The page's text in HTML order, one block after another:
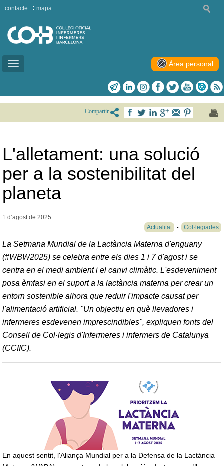
Toggle
contacte mapa
Àrea personal
Compartir
L'alletament: una solució
per a la sostenibilitat del
planeta
1 d’agost de 2025
Actualitat
Col·legiades
La Setmana Mundial de la Lactància Materna d'enguany
(#WBW2025) se celebra entre els dies 1 i 7 d'agost i se
centra en el medi ambient i el canvi climàtic. L'esdeveniment
posa èmfasi en el suport a la lactància materna per crear un
entorn sostenible alhora que reduir l'impacte causat per
l'alimentació artificial. "Un objectiu en què llevadores i
infermeres esdevenen imprescindibles", expliquen fonts del
Consell de Col·legis d'Infermeres i infermers de Catalunya
(CCIIC).
En aquest sentit, l'Aliança Mundial per a la Defensa de la Lactància